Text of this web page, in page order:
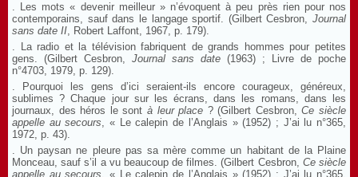
. Les mots « devenir meilleur » n’évoquent à peu près rien pour nos
contemporains, sauf dans le langage sportif. (Gilbert Cesbron, Journal
sans date II, Robert Laffont, 1967, p. 179).
. La radio et la télévision fabriquent de grands hommes pour petites
gens. (Gilbert Cesbron, Journal sans date (1963) ; Livre de poche
n°4703, 1979, p. 129).
. Pourquoi les gens d’ici seraient-ils encore courageux, généreux,
sublimes ? Chaque jour sur les écrans, dans les romans, dans les
journaux, des héros le sont à leur place ? (Gilbert Cesbron,Ce siècle
appelle au secours, « Le calepin de l’Anglais » (1952) ; J’ai lu n°365,
1972, p. 43).
. Un paysan ne pleure pas sa mère comme un habitant de la Plaine
Monceau, sauf s’il a vu beaucoup de filmes. (Gilbert Cesbron, Ce siècle
appelle au secours, « Le calepin de l’Anglais » (1952) ; J’ai lu n°365,